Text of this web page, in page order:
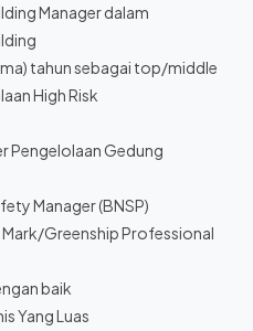
Manager dalam
tahun sebagai top/middle
High Risk
Pengelolaan Gedung
Manager (BNSP)
Greenship Professional
baik
Yang Luas